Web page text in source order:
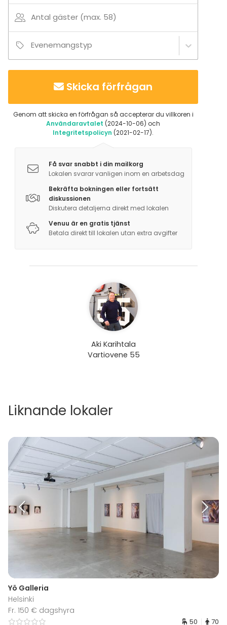
Antal gäster (max. 58)
Evenemangstyp
Skicka förfrågan
Genom att skicka en förfrågan så accepterar du villkoren i
Användaravtalet (2024-10-06) och
Integritetspolicyn (2021-02-17).
Få svar snabbt i din mailkorg
Lokalen svarar vanligen inom en arbetsdag
Bekräfta bokningen eller fortsätt
diskussionen
Diskutera detaljerna direkt med lokalen
Venuu är en gratis tjänst
Betala direkt till lokalen utan extra avgifter
Aki Karihtala
Vartiovene 55
Liknande lokaler
Yö Galleria
Helsinki
Fr. 150 € dagshyra
50 70